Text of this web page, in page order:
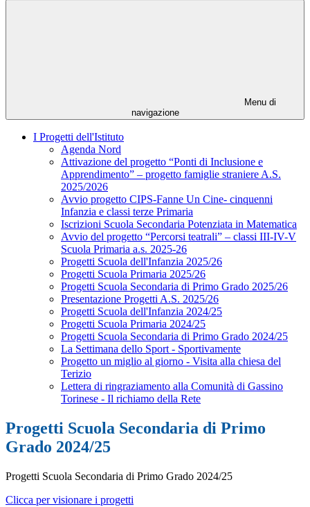
Menu di
navigazione
I Progetti dell'Istituto
Agenda Nord
Attivazione del progetto “Ponti di Inclusione e
Apprendimento” – progetto famiglie straniere A.S.
2025/2026
Avvio progetto CIPS-Fanne Un Cine- cinquenni
Infanzia e classi terze Primaria
Iscrizioni Scuola Secondaria Potenziata in Matematica
Avvio del progetto “Percorsi teatrali” – classi III-IV-V
Scuola Primaria a.s. 2025-26
Progetti Scuola dell'Infanzia 2025/26
Progetti Scuola Primaria 2025/26
Progetti Scuola Secondaria di Primo Grado 2025/26
Presentazione Progetti A.S. 2025/26
Progetti Scuola dell'Infanzia 2024/25
Progetti Scuola Primaria 2024/25
Progetti Scuola Secondaria di Primo Grado 2024/25
La Settimana dello Sport - Sportivamente
Progetto un miglio al giorno - Visita alla chiesa del
Terizio
Lettera di ringraziamento alla Comunità di Gassino
Torinese - Il richiamo della Rete
Progetti Scuola Secondaria di Primo
Grado 2024/25
Progetti Scuola Secondaria di Primo Grado 2024/25
Clicca per visionare i progetti